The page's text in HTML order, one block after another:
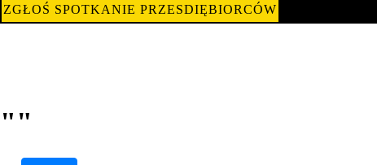
ZGŁOŚ SPOTKANIE PRZESDIĘBIORCÓW
""